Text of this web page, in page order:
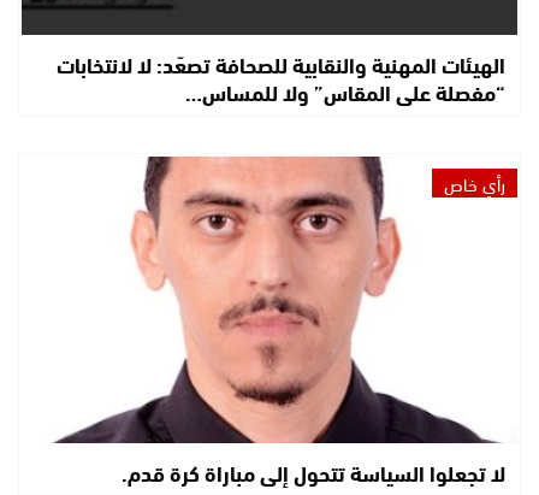
الهيئات المهنية والنقابية للصحافة تصعّد: لا لانتخابات
“مفصلة على المقاس” ولا للمساس…
رأي خاص
لا تجعلوا السياسة تتحول إلى مباراة كرة قدم.